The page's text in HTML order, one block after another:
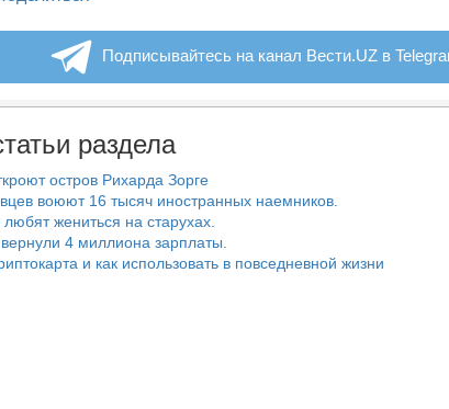
Подписывайтесь на канал Вести.UZ в
раздела
остров Рихарда Зорге
воюют 16 тысяч иностранных наемников.
жениться на старухах.
4 миллиона зарплаты.
и как использовать в повседневной жизни